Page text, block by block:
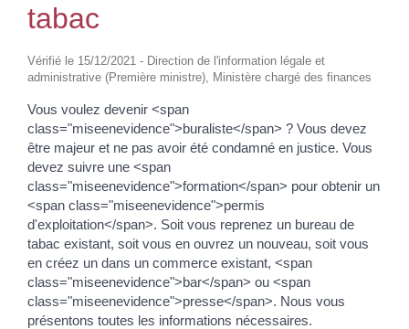
tabac
Vérifié le 15/12/2021 - Direction de l'information légale et
administrative (Première ministre), Ministère chargé des finances
Vous voulez devenir <span
class="miseenevidence">buraliste</span> ? Vous devez
être majeur et ne pas avoir été condamné en justice. Vous
devez suivre une <span
class="miseenevidence">formation</span> pour obtenir un
<span class="miseenevidence">permis
d'exploitation</span>. Soit vous reprenez un bureau de
tabac existant, soit vous en ouvrez un nouveau, soit vous
en créez un dans un commerce existant, <span
class="miseenevidence">bar</span> ou <span
class="miseenevidence">presse</span>. Nous vous
présentons toutes les informations nécessaires.